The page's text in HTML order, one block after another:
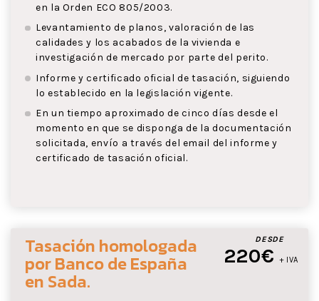
en la Orden ECO 805/2003.
Levantamiento de planos, valoración de las
calidades y los acabados de la vivienda e
investigación de mercado por parte del perito.
Informe y certificado oficial de tasación, siguiendo
lo establecido en la legislación vigente.
En un tiempo aproximado de cinco días desde el
momento en que se disponga de la documentación
solicitada, envío a través del email del informe y
certificado de tasación oficial.
DESDE
220€ + IVA
Tasación homologada
por Banco de España
en Sada.